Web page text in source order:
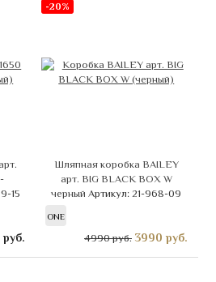
15
руб.
-20%
Шляпная коробка BAILEY
арт. BIG BLACK BOX W
черныйАртикул: 21-968-09
ONE
4990 руб. 3990 руб.